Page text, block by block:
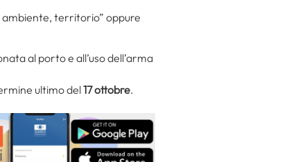
ambiente, territorio” oppure
al porto e all’uso dell’arma
ultimo del17 ottobre.